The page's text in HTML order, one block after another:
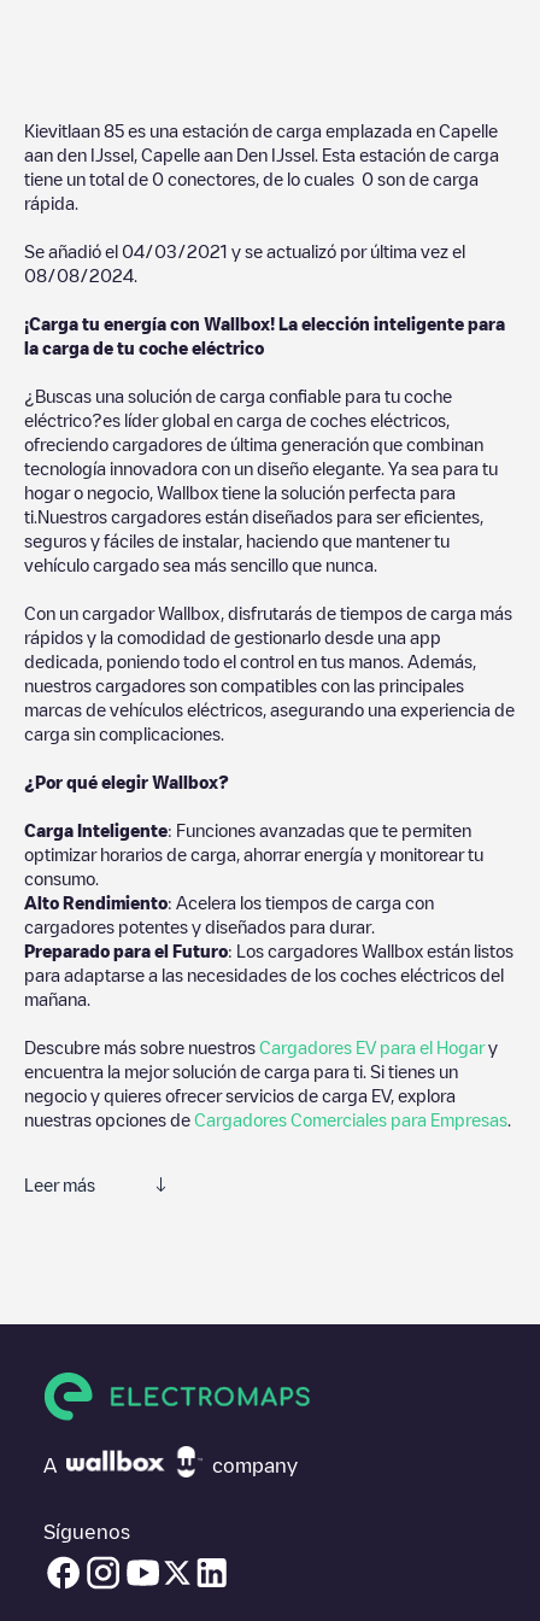
Kievitlaan 85 es una estación de carga emplazada en Capelle
aan den IJssel Capelle aan Den IJssel . Esta estación de carga
tiene un total de 0 conectores, de lo cuales 0 son de carga
rápida.
Se añadió el 04/03/2021 y se actualizó por última vez el
08/08/2024
¡Carga tu energía con Wallbox! La elección inteligente para
la carga de tu coche eléctrico
¿Buscas una solución de carga confiable para tu coche
eléctrico?es líder global en carga de coches eléctricos,
ofreciendo cargadores de última generación que combinan
tecnología innovadora con un diseño elegante. Ya sea para tu
hogar o negocio, Wallbox tiene la solución perfecta para
ti.Nuestros cargadores están diseñados para ser eficientes,
seguros y fáciles de instalar, haciendo que mantener tu
vehículo cargado sea más sencillo que nunca.
Con un cargador Wallbox, disfrutarás de tiempos de carga más
rápidos y la comodidad de gestionarlo desde una app
dedicada, poniendo todo el control en tus manos. Además,
nuestros cargadores son compatibles con las principales
marcas de vehículos eléctricos, asegurando una experiencia de
carga sin complicaciones.
¿Por qué elegir Wallbox?
Carga Inteligente: Funciones avanzadas que te permiten
optimizar horarios de carga, ahorrar energía y monitorear tu
consumo.
Alto Rendimiento: Acelera los tiempos de carga con
cargadores potentes y diseñados para durar.
Preparado para el Futuro: Los cargadores Wallbox están listos
para adaptarse a las necesidades de los coches eléctricos del
mañana.
Descubre más sobre nuestros Cargadores EV para el Hogary
encuentra la mejor solución de carga para ti. Si tienes un
negocio y quieres ofrecer servicios de carga EV, explora
nuestras opciones de Cargadores Comerciales para Empresas
Leer más
su vehículo eléctrico.
comprueba en la parte inferior cuál es el punto de carga que
está más cerca de tí en “puntos de carga más cercanos” y
vehículos eléctricos cercanas, así como si están en un parking,
en superficie y la distancia en KM a la que están.
A company
Síguenos